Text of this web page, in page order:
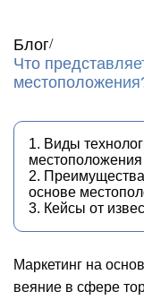
Блог
Что
1. Виды
местоположения
2.
основе
3. Кейсы от
Маркетинг на
веяние в сфере